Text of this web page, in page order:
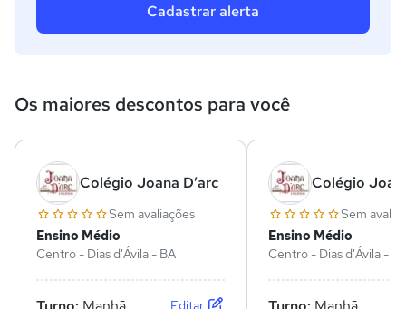
Cadastrar alerta
Os maiores descontos para você
Colégio Joana D’arc
Sem avaliações
Ensino Médio
Centro - Dias d'Ávila - BA
Editar
Colégio
Sem
Ensino Médio
Centro - Dias d'Ávila -